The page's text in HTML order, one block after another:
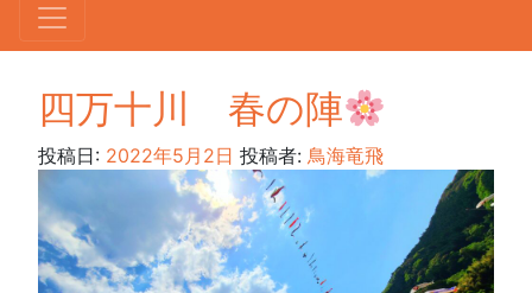
四万十川 春の陣
投稿日: 2022年5月2日 投稿者: 鳥海竜飛